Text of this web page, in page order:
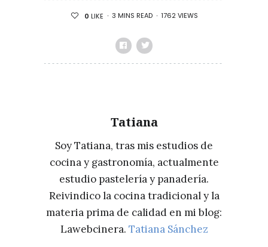
0 LIKE 3 MINS READ 1762 VIEWS
Tatiana
Soy Tatiana, tras mis estudios de
cocina y gastronomía, actualmente
estudio pastelería y panadería.
Reivindico la cocina tradicional y la
materia prima de calidad en mi blog:
Lawebcinera. Tatiana Sánchez